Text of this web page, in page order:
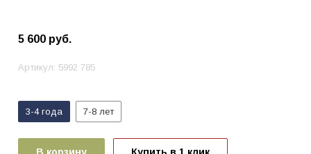
5 600 руб.
Артикул: 5992 785
3-4 года 7-8 лет